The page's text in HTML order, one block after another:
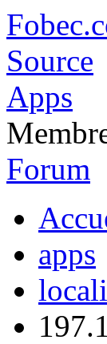
Source
Apps
Forum
apps